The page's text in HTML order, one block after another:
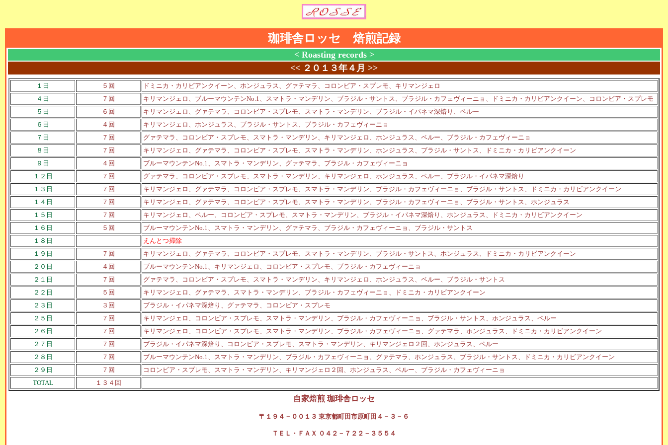
珈琲舎ロッセ 焙煎記録
< Roasting records >
<< ２０１３年４月 >>
１日 ５回
ドミニカ・カリビアンクイーン、ホンジュラス、グァテマラ、コロンビア・スプレモ、キリマンジェロ
４日
７回
キリマンジェロ、ブルーマウンテンNo.1、スマトラ・マンデリン、ブラジル・サントス、ブラジル・カフェヴィーニョ、ドミニカ・カリビアンクイーン、コロンビア・スプレモ
５日
６回
キリマンジェロ、グァテマラ、コロンビア・スプレモ、スマトラ・マンデリン、ブラジル・イパネマ深焙り、ペルー
６日
４回
キリマンジェロ、ホンジュラス、ブラジル・サントス、ブラジル・カフェヴィーニョ
７日
７回
グァテマラ、コロンビア・スプレモ、スマトラ・マンデリン、キリマンジェロ、ホンジュラス、ペルー、ブラジル・カフェヴィーニョ
８日
７回
キリマンジェロ、グァテマラ、コロンビア・スプレモ、スマトラ・マンデリン、ホンジュラス、ブラジル・サントス、ドミニカ・カリビアンクイーン
９日
４回
ブルーマウンテンNo.1、スマトラ・マンデリン、グァテマラ、ブラジル・カフェヴィーニョ
１２日
７回
グァテマラ、コロンビア・スプレモ、スマトラ・マンデリン、キリマンジェロ、ホンジュラス、ペルー、ブラジル・イパネマ深焙り
１３日
７回
キリマンジェロ、グァテマラ、コロンビア・スプレモ、スマトラ・マンデリン、ブラジル・カフェヴィーニョ、ブラジル・サントス、ドミニカ・カリビアンクイーン
１４日
７回
キリマンジェロ、グァテマラ、コロンビア・スプレモ、スマトラ・マンデリン、ブラジル・カフェヴィーニョ、ブラジル・サントス、ホンジュラス
１５日
７回
キリマンジェロ、ペルー、コロンビア・スプレモ、スマトラ・マンデリン、ブラジル・イパネマ深焙り、ホンジュラス、ドミニカ・カリビアンクイーン
１６日
５回
ブルーマウンテンNo.1、スマトラ・マンデリン、グァテマラ、ブラジル・カフェヴィーニョ、ブラジル・サントス
１８日
えんとつ掃除
１９日
７回
キリマンジェロ、グァテマラ、コロンビア・スプレモ、スマトラ・マンデリン、ブラジル・サントス、ホンジュラス、ドミニカ・カリビアンクイーン
２０日
４回
ブルーマウンテンNo.1、キリマンジェロ、コロンビア・スプレモ、ブラジル・カフェヴィーニョ
２１日
７回
グァテマラ、コロンビア・スプレモ、スマトラ・マンデリン、キリマンジェロ、ホンジュラス、ペルー、ブラジル・サントス
２２日
５回
キリマンジェロ、グァテマラ、スマトラ・マンデリン、ブラジル・カフェヴィーニョ、ドミニカ・カリビアンクイーン
２３日
３回
ブラジル・イパネマ深焙り、グァテマラ、コロンビア・スプレモ
２５日
７回
キリマンジェロ、コロンビア・スプレモ、スマトラ・マンデリン、ブラジル・カフェヴィーニョ、ブラジル・サントス、ホンジュラス、ペルー
２６日
７回
キリマンジェロ、コロンビア・スプレモ、スマトラ・マンデリン、ブラジル・カフェヴィーニョ、グァテマラ、ホンジュラス、ドミニカ・カリビアンクイーン
２７日
７回
ブラジル・イパネマ深焙り、コロンビア・スプレモ、スマトラ・マンデリン、キリマンジェロ２回、ホンジュラス、ペルー
２８日
７回
ブルーマウンテンNo.1、スマトラ・マンデリン、ブラジル・カフェヴィーニョ、グァテマラ、ホンジュラス、ブラジル・サントス、ドミニカ・カリビアンクイーン
２９日
７回
コロンビア・スプレモ、スマトラ・マンデリン、キリマンジェロ２回、ホンジュラス、ペルー、ブラジル・カフェヴィーニョ
TOTAL
１３４回
自家焙煎 珈琲舎ロッセ
〒１９４－００１３ 東京都町田市原町田４－３－６
ＴＥＬ・ＦＡＸ ０４２－７２２－３５５４